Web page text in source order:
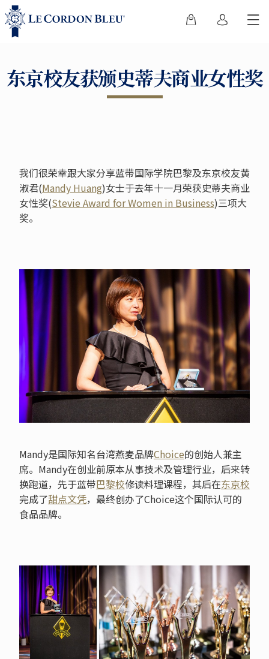
东京校友获颁史蒂夫商业女性奖
我们很荣幸跟大家分享蓝带国际学院巴黎及东京校友黄
淑君(Mandy Huang)女士于去年十一月荣获史蒂夫商业
女性奖(Stevie Award for Women in Business)三项大
奖。
Mandy是国际知名台湾燕麦品牌Choice的创始人兼主
席。Mandy在创业前原本从事技术及管理行业，后来转
换跑道，先于蓝带巴黎校修读料理课程，其后在东京校
完成了甜点文凭，最终创办了Choice这个国际认可的
食品品牌。